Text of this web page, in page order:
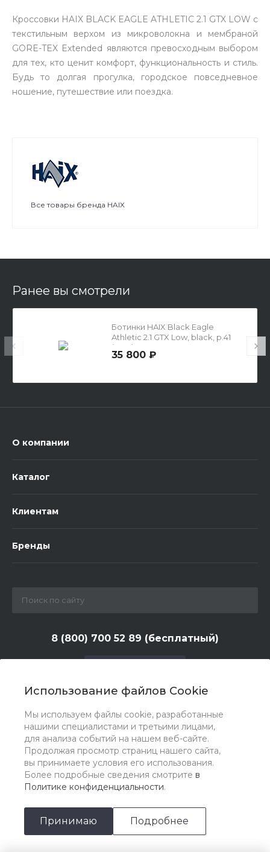
Использование файлов Cookie
Мы используем файлы cookie, разработанные
нашими специалистами и третьими лицами,
для анализа событий на нашем веб-сайте.
Продолжая просмотр страниц нашего сайта,
вы принимаете условия его использования.
Более подробные сведения смотрите в
Политике конфиденциальности.
Принимаю Подробнее
Кроссовки HAIX BLACK EAGLE ATHLETIC 2.1 GTX LOW с
текстильным верхом из микроволокна и мембраной
GORE-TEX Extended являются превосходным выбором
для тех, кто ценит комфорт, функциональность и стиль.
Будь то долгая прогулка, городское повседневное
ношение, путешествие или поездка.
Все товары бренда HAIX
Ранее вы смотрели
Ботинки HAIX Black Eagle
Athletic 2.1 GTX Low, black, р.41
(UK 7)
35 800 ₽
О компании
Каталог
Клиентам
Бренды
8 (800) 700 52 89 (бесплатный)
zakaz@huntlandia.ru
г. Москва, ул. Адмирала Макарова, д. 6, стр. 13, 4-й
этаж